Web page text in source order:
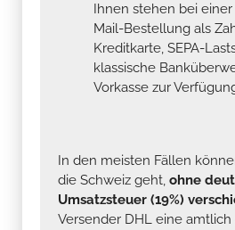
Ihnen stehen bei
Mail-Bestellung als
Kreditkarte, SEPA-
klassische
Vorkasse zur
In den meisten Fällen
die Schweiz geht, ohne
Umsatzsteuer (19%)
Versender DHL eine